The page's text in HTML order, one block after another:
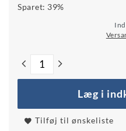
Sparet: 39%
Læg i
Tilføj til ønskeliste